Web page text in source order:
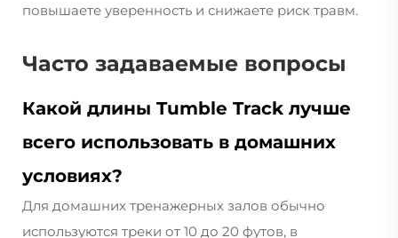
повышаете уверенность и снижаете риск травм.
Часто задаваемые вопросы
Какой длины Tumble Track лучше
всего использовать в домашних
условиях?
Для домашних тренажерных залов обычно
используются треки от 10 до 20 футов, в